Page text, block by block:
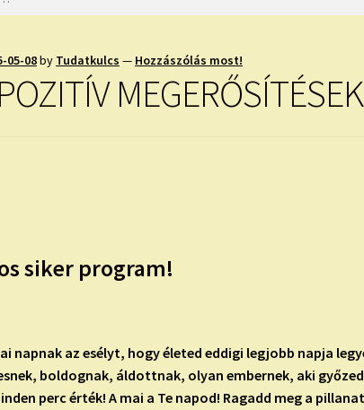
05-08by Tudatkulcs — Hozzászólás most!
MEGERŐSÍTÉSEK
siker program!
napnak az esélyt, hogy életed eddigi legjobb napja
boldognak, áldottnak, olyan embernek, aki
perc érték! A mai a Te napod! Ragadd meg a